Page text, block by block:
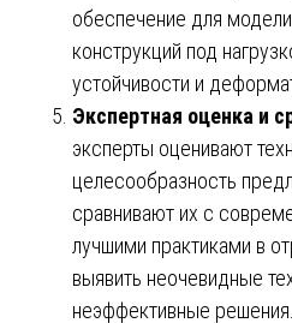
обеспечение для
конструкций под
устойчивости и
Экспертная оценка и
эксперты оценивают
целесообразность
сравнивают их с
лучшими практиками в
выявить неочевидные
неэффективные решения.